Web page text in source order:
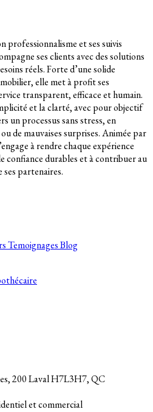
professionnalisme et ses suivis
ses clients avec des solutions
réels. Forte d’une solide
elle met à profit ses
transparent, efficace et humain.
et la clarté, avec pour objectif
un processus sans stress, en
de mauvaises surprises. Animée par
à rendre chaque expérience
confiance durables et à contribuer au
ses partenaires.
TemoignagesBlog
200 Laval H7L3H7, QC
et commercial